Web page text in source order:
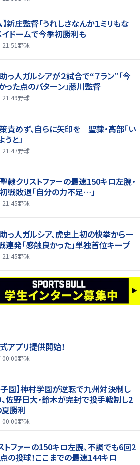
】新庄監督「うれしさなんか１ミリもな
イドームで今季初勝利も
野球
助っ人ガルシアが２試合で“７ラン”「今
った点のパターン」藤川監督
野球
責めず、自らに矢印を 聖隷・高部「い
と」
野球
聖隷クリストファーの最速150キロ左腕・
戦敗退「自分の力不足…」
野球
助っ人ガルシア、虎史上初の快挙から一
連発「感触良かった」単独首位キープ
野球
アプリ提供開始！
野球
園】神村学園が逆転で九州対決制し
佐野日大・鈴木が完封で投手戦制し2
勝利
野球
トファーの150キロ左腕、不調でも6回2
の投球！ここまでの最速144キロ